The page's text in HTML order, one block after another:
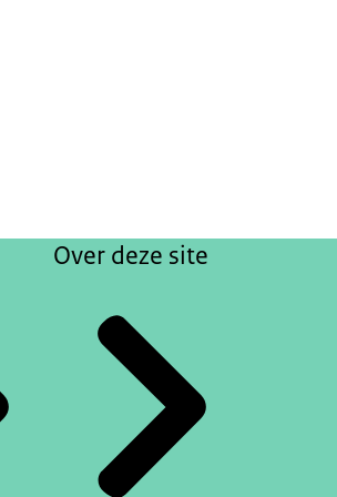
Over deze site